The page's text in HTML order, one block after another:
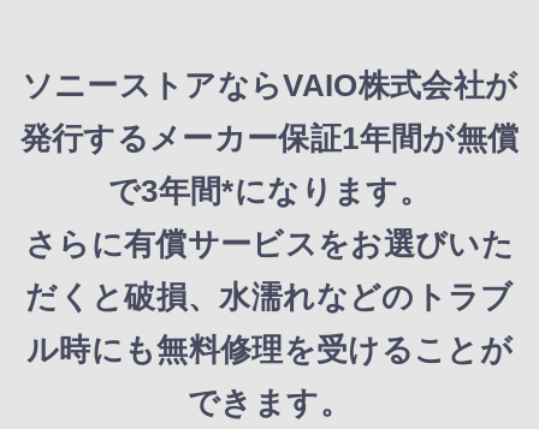
ソニーストアならVAIO株式会社が
発行する メーカー保証1年間が無償
で3年間*になります。
さらに有償サービスをお選びいた
だくと破損、水濡れなどのトラブ
ル時にも無料修理を受けることが
できます。